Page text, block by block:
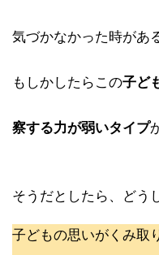
気づかなかった時があ
もしかしたらこの子ど
察する力が弱いタイプ
そうだとしたら、どう
子どもの思いがくみ取